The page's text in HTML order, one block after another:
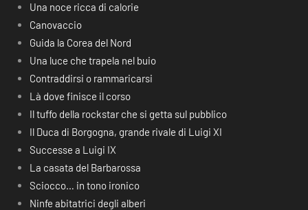
Una noce ricca di calorie
Canovaccio
Guida la Corea del Nord
Una luce che trapela nel buio
Contraddirsi o rammaricarsi
Là dove finisce il corso
Il tuffo della rockstar che si getta sul pubblico
Il Duca di Borgogna, grande rivale di Luigi XI
Successe a Luigi IX
La casata del Barbarossa
Sciocco… in tono ironico
Ninfe abitatrici degli alberi